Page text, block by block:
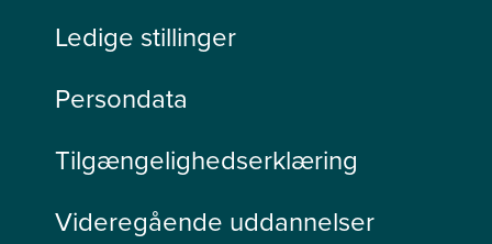
Ledige stillinger
Persondata
Tilgængelighedserklæring
Videregående uddannelser